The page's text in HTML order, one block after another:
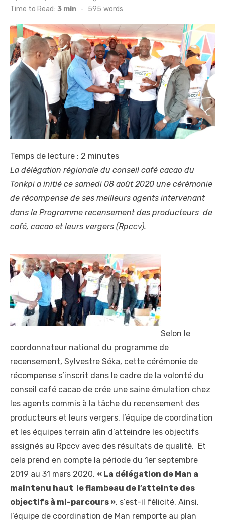
Time to Read: 3 min - 595 words
Temps de lecture : 2 minutes
La délégation régionale du conseil café cacao du
Tonkpi a initié ce samedi 08 août 2020 une cérémonie
de récompense de ses meilleurs agents intervenant
dans le Programme recensement des producteurs de
café, cacao et leurs vergers (Rpccv).
Selon le
coordonnateur national du programme de
recensement, Sylvestre Séka, cette cérémonie de
récompense s’inscrit dans le cadre de la volonté du
conseil café cacao de crée une saine émulation chez
les agents commis à la tâche du recensement des
producteurs et leurs vergers, l’équipe de coordination
et les équipes terrain afin d’atteindre les objectifs
assignés au Rpccv avec des résultats de qualité. Et
cela prend en compte la période du 1er septembre
2019 au 31 mars 2020. « La délégation de Man a
maintenu haut le flambeau de l’atteinte des
objectifs à mi-parcours », s’est-il félicité. Ainsi,
l’équipe de coordination de Man remporte au plan